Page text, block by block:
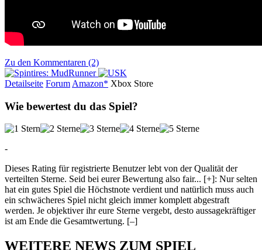
Zu den Kommentaren (2)
Detailseite Forum Amazon* Xbox Store
Wie bewertest du das Spiel?
-
Dieses Rating für registrierte Benutzer lebt von der Qualität der
verteilten Sterne. Seid bei eurer Bewertung also fair... [+]: Nur selten
hat ein gutes Spiel die Höchstnote verdient und natürlich muss auch
ein schwächeres Spiel nicht gleich immer komplett abgestraft
werden. Je objektiver ihr eure Sterne vergebt, desto aussagekräftiger
ist am Ende die Gesamtwertung. [–]
WEITERE NEWS ZUM SPIEL